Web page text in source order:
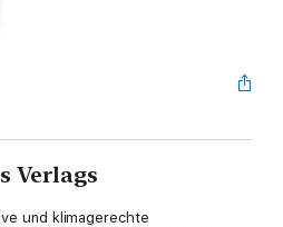
Verlags
und klimagerechte